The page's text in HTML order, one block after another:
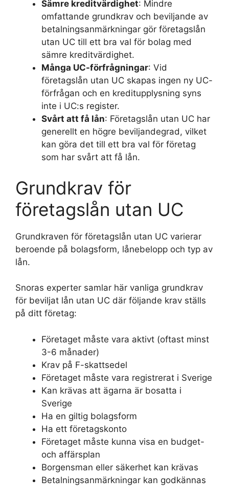
Sämre kreditvärdighet: Mindre
omfattande grundkrav och beviljande av
betalningsanmärkningar gör företagslån
utan UC till ett bra val för bolag med
sämre kreditvärdighet.
Många UC-förfrågningar: Vid
företagslån utan UC skapas ingen ny UC-
förfrågan och en kreditupplysning syns
inte i UC:s register.
Svårt att få lån: Företagslån utan UC har
generellt en högre beviljandegrad, vilket
kan göra det till ett bra val för företag
som har svårt att få lån.
Grundkrav för
företagslån utan UC
Grundkraven för företagslån utan UC varierar
beroende på bolagsform, lånebelopp och typ av
lån.
Snoras experter samlar här vanliga grundkrav
för beviljat lån utan UC där följande krav ställs
på ditt företag:
Företaget måste vara aktivt (oftast minst
3-6 månader)
Krav på F-skattsedel
Företaget måste vara registrerat i Sverige
Kan krävas att ägarna är bosatta i
Sverige
Ha en giltig bolagsform
Ha ett företagskonto
Företaget måste kunna visa en budget-
och affärsplan
Borgensman eller säkerhet kan krävas
Betalningsanmärkningar kan godkännas